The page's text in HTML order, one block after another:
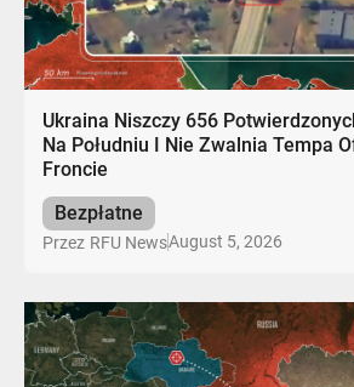
Ukraina Niszczy 656
Na Południu I Nie Zwalnia Tempa
Froncie
Bezpłatne
Przez RFU NewsAugust 5, 2026